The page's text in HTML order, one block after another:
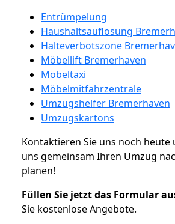
Entrümpelung
Haushaltsauflösung
Halteverbotszone
Möbellift Bremerhaven
Möbeltaxi
Möbelmitfahrzentrale
Umzugshelfer Bremerhaven
Umzugskartons
Kontaktieren Sie uns noch heute
uns gemeinsam Ihren Umzug
planen!
Füllen Sie jetzt das Formular
Sie kostenlose Angebote.